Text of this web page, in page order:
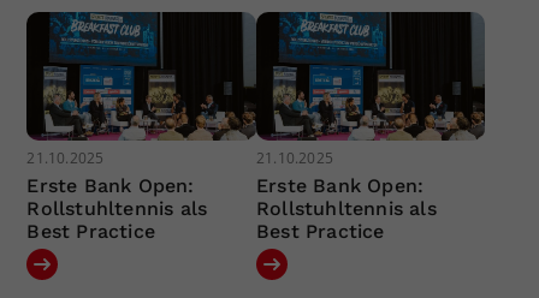
21.10.2025
Erste Bank Open:
Rollstuhltennis als
Best Practice
21.10.2025
Erste Bank Open:
Rollstuhltennis als
Best Practice